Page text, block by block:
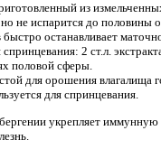
из
не испарится до половины
быстро останавливает
спринцевания: 2 ст.л.
половой сферы.
для орошения влагалища
для спринцевания.
укрепляет